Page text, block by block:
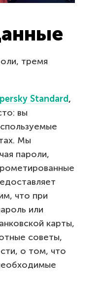
тремя
Standard,
вы
Мы
пароли,
что при
или
карты,
советы,
о том, что